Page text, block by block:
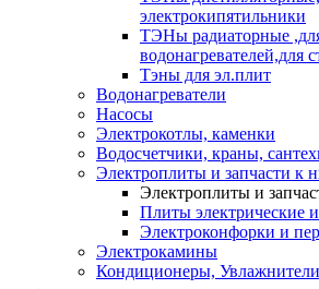
электрокипятильники
ТЭНы радиаторные
водонагревателей,для
Тэны для эл.плит
Водонагреватели
Насосы
Электрокотлы, каменки
Водосчетчики, краны,
Электроплиты и запчасти к
Электроплиты и
Плиты электрические
Электроконфорки и
Электрокамины
Кондиционеры,